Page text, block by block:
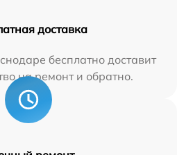
доставка
бесплатно доставит
на ремонт и обратно.